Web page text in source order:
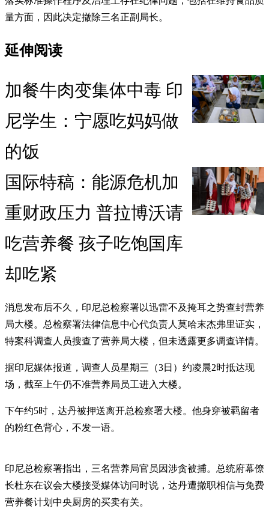
量方面，因此决定撤除三名正副局长。
延伸阅读
加餐牛肉变集体中毒 印
尼学生：宁愿吃妈妈做
的饭
国际特稿：能源危机加
重财政压力 普拉博沃请
吃营养餐 孩子吃饱国库
却吃紧
消息发布后不久，印尼总检察署以迅雷不及掩耳之势查封营养
局大楼。总检察署法律信息中心代负责人莫哈末杰弗里证实，
特案科调查人员搜查了营养局大楼，但未透露更多调查详情。
据印尼媒体报道，调查人员星期三（3日）约凌晨2时抵达现
场，截至上午仍不准营养局员工进入大楼。
下午约5时，达丹被押送离开总检察署大楼。他身穿被羁留者
的粉红色背心，不发一语。
印尼总检察署指出，三名营养局官员因涉贪被捕。总统府幕僚
长杜东在议会大楼接受媒体访问时说，达丹遭撤职相信与免费
营养餐计划中央厨房的买卖有关。